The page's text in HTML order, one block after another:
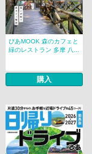
ぴあMOOK 森のカフェと
緑のレストラン 多摩 八...
購入